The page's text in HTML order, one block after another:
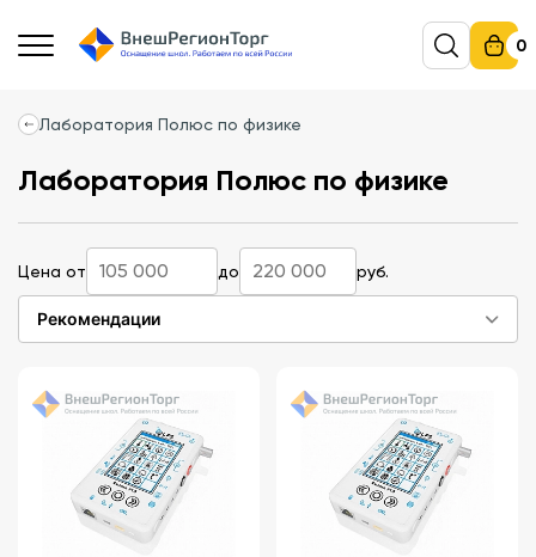
0
Лаборатория Полюс по физике
Лаборатория Полюс по физике
Цена от до руб.
Рекомендации